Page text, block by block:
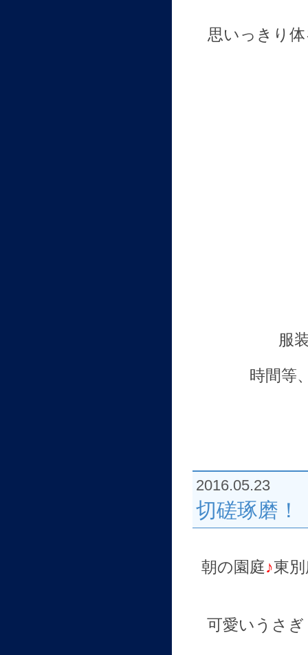
思いっきり
服
時間等
2016.05.23
切磋琢磨！
朝の園庭♪東
可愛いうさぎ